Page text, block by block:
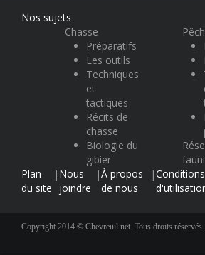
Nos sujets
Chasse
Préparatifs
Les outils
Techniques
et
tactiques
Récits de
chasse
Biologie du
gibier
Plan
du site
| Nous
joindre
|À propos
de nous
|Conditions
Copyright 2014 © Chevreuil.net. Tous droits réservés.